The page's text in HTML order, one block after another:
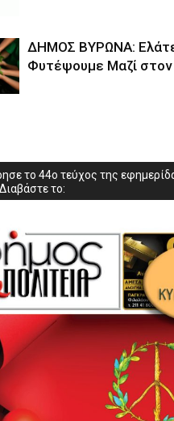
ΔΗΜΟΣ ΒΥΡΩΝΑ:
Φυτέψουμε Μαζί
το 44ο τεύχος της
το: